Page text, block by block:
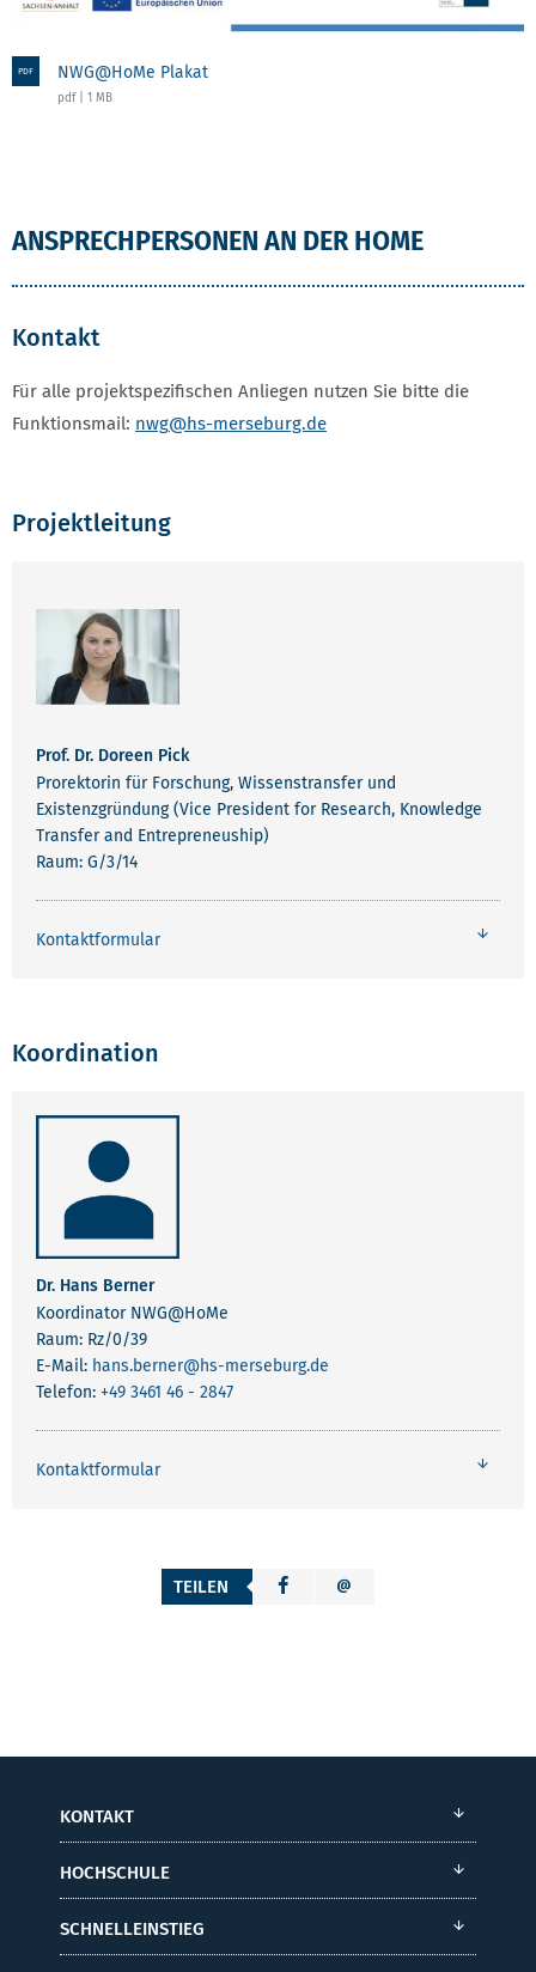
PDF NWG@HoMe Plakat
pdf | 1 MB
ANSPRECHPERSONEN AN DER HOME
Kontakt
Für alle projektspezifischen Anliegen nutzen Sie bitte die
Funktionsmail: nwg@hs-merseburg.de
Projektleitung
Prof. Dr. Doreen Pick
Prorektorin für Forschung, Wissenstransfer und
Existenzgründung (Vice President for Research, Knowledge
Transfer and Entrepreneuship)
Raum: G/3/14
Kontaktformular
Koordination
Dr. Hans Berner
Koordinator NWG@HoMe
Raum: Rz/0/39
E-Mail: hans.berner@hs-merseburg.de
Telefon: +49 3461 46 - 2847
Kontaktformular
TEILEN
KONTAKT
HOCHSCHULE
SCHNELLEINSTIEG